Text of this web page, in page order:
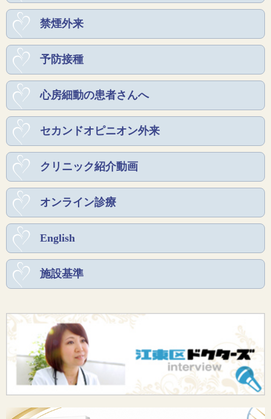
禁煙外来
予防接種
心房細動の患者さんへ
セカンドオピニオン外来
クリニック紹介動画
オンライン診療
English
施設基準